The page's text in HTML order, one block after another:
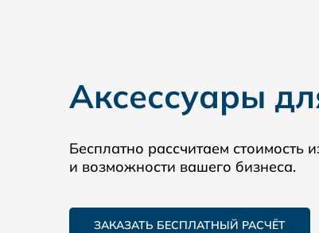
Аксессуары
Бесплатно рассчитаем стоимость
и возможности вашего бизнеса.
ЗАКАЗАТЬ БЕСПЛАТНЫЙ РАСЧЁТ